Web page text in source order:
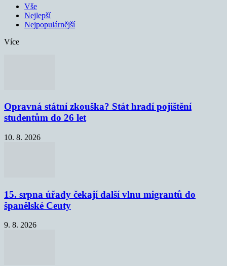
Vše
Nejlepší
Nejpopulárnější
Více
Opravná státní zkouška? Stát hradí pojištění
studentům do 26 let
10. 8. 2026
15. srpna úřady čekají další vlnu migrantů do
španělské Ceuty
9. 8. 2026